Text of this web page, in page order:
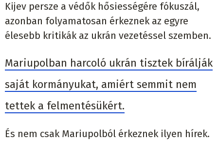
Kijev persze a védők hősiességére fókuszál,
azonban folyamatosan érkeznek az egyre
élesebb kritikák az ukrán vezetéssel szemben.
Mariupolban harcoló ukrán tisztek bírálják
saját kormányukat, amiért semmit nem
tettek a felmentésükért.
És nem csak Mariupolból érkeznek ilyen hírek.